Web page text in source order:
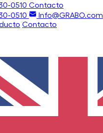
0510 Contacto
0510
Info@GRABO.com
Contacto